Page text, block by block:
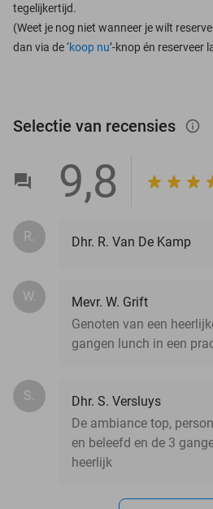
tegelijkertijd.
(Weet je nog niet wanneer je wilt
dan via de ‘koop nu’-knop én reserveer
Selectie van recensies info_outlined
9,8
R. Dhr. R. Van De Kamp
W.
Mevr. W. Grift
Genoten van een
gangen lunch in een
S.
Dhr. S. Versluys
De ambiance top,
en beleefd en de 3
heerlijk